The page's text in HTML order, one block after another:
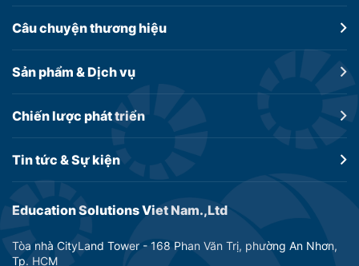
Education Solutions Viet Nam.,Ltd
Tòa nhà CityLand Tower - 168 Phan Văn Trị, phường An Nhơn,
Tp. HCM
Câu chuyệnthương hiệu
Sản phẩm &Dịch vụ
Chiến lược phát triển
Tin tức &Sự kiện